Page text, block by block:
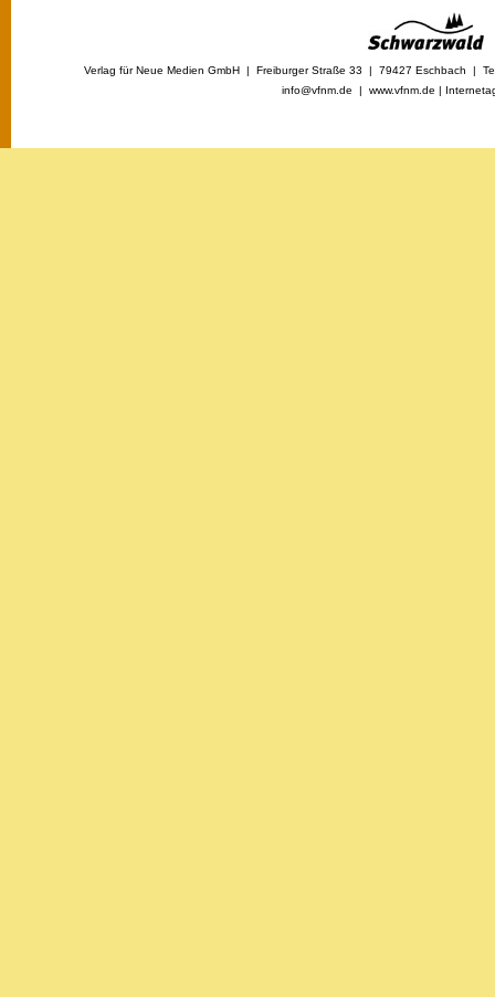
Verlag für Neue Medien GmbH | Freiburger Straße 33 | 79427 Eschbach |
info@vfnm.de | www.vfnm.de |